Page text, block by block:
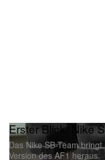
Erster Blick: Nike
Das Nike SB-Team
Version des AF1 heraus.